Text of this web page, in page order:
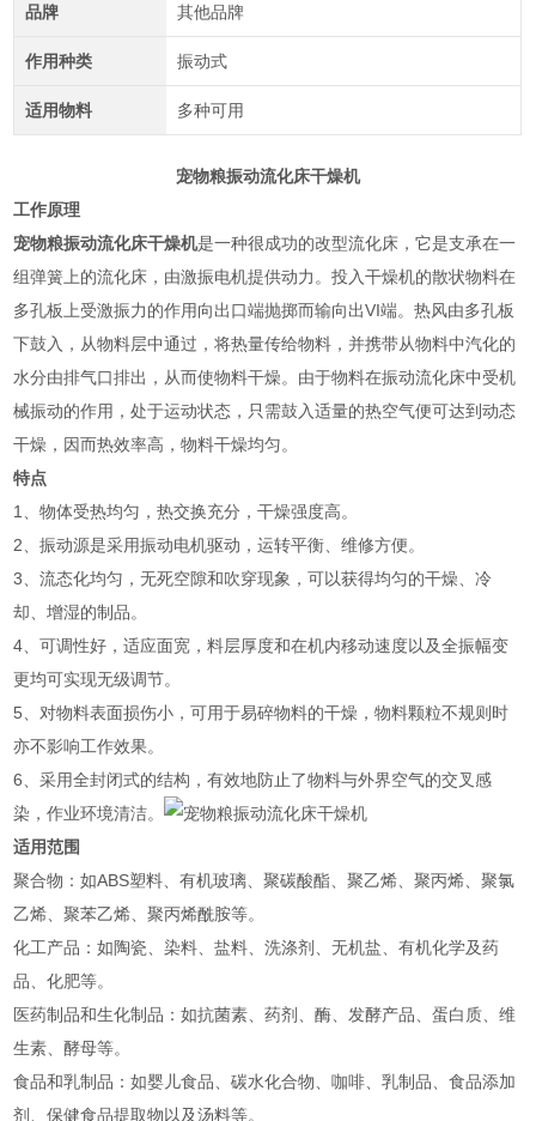
品牌 其他品牌
作用种类 振动式
适用物料 多种可用
宠物粮振动流化床干燥机
工作原理
宠物粮振动流化床干燥机是一种很成功的改型流化床，它是支承在一
组弹簧上的流化床，由激振电机提供动力。投入干燥机的散状物料在
多孔板上受激振力的作用向出口端抛掷而输向出VI端。热风由多孔板
下鼓入，从物料层中通过，将热量传给物料，并携带从物料中汽化的
水分由排气口排出，从而使物料干燥。由于物料在振动流化床中受机
械振动的作用，处于运动状态，只需鼓入适量的热空气便可达到动态
干燥，因而热效率高，物料干燥均匀。
特点
1、物体受热均匀，热交换充分，干燥强度高。
2、振动源是采用振动电机驱动，运转平衡、维修方便。
3、流态化均匀，无死空隙和吹穿现象，可以获得均匀的干燥、冷
却、增湿的制品。
4、可调性好，适应面宽，料层厚度和在机内移动速度以及全振幅变
更均可实现无级调节。
5、对物料表面损伤小，可用于易碎物料的干燥，物料颗粒不规则时
亦不影响工作效果。
6、采用全封闭式的结构，有效地防止了物料与外界空气的交叉感
染，作业环境清洁。
适用范围
‌聚合物‌：如ABS塑料、有机玻璃、聚碳酸酯、聚乙烯、聚丙烯、聚氯
乙烯、聚苯乙烯、聚丙烯酰胺等‌。
‌化工产品‌：如陶瓷、染料、盐料、洗涤剂、无机盐、有机化学及药
品、化肥等‌。
‌医药制品和生化制品‌：如抗菌素、药剂、酶、发酵产品、蛋白质、维
生素、酵母等‌。
‌食品和乳制品‌：如婴儿食品、碳水化合物、咖啡、乳制品、食品添加
剂、保健食品提取物以及汤料等‌。